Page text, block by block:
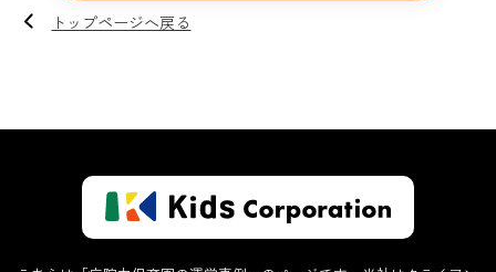
トップページへ戻る